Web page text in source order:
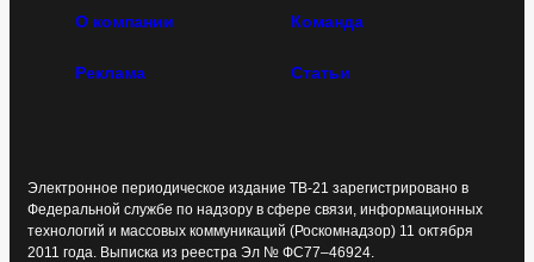
О компании Команда
Реклама Статьи
Электронное периодическое издание ТВ-21 зарегистрировано в
Федеральной службе по надзору в сфере связи, информационных
технологий и массовых коммуникаций (Роскомнадзор) 11 октября
2011 года. Выписка из реестра Эл № ФС77–46924.